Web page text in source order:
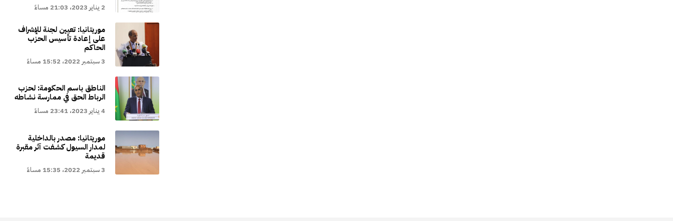
2 يناير 2023، 21:03 مساءً
موريتانيا: تعيين لجنة للإشراف
على إعادة تأسيس الحزب
الحاكم
3 سبتمبر 2022، 15:52 مساءً
الناطق باسم الحكومة: لحزب
الرباط الحق في ممارسة نشاطه
4 يناير 2023، 23:41 مساءً
موريتانيا: مصدر بالداخلية
لمدار السيول كشفت آثر مقبرة
قديمة
3 سبتمبر 2022، 15:35 مساءً